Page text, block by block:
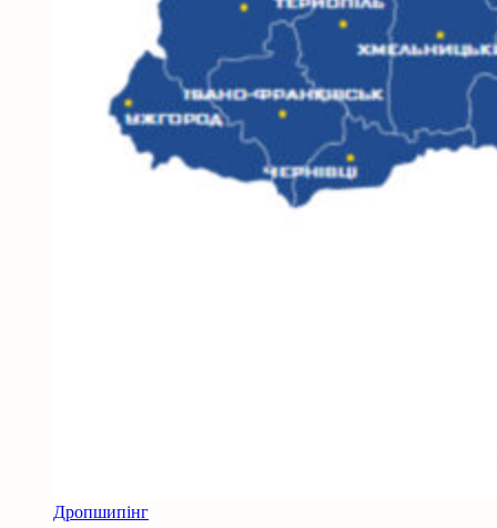
Дропшипінг